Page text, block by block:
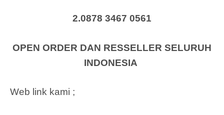
2.0878 3467 0561
OPEN ORDER DAN RESSELLER SELURUH
INDONESIA
Web link kami ;